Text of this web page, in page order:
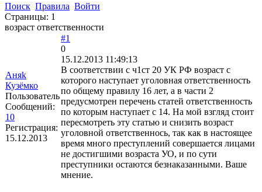
Поиск Правила Войти
Страницы: 1
возраст ответственности
Аняk
Кузёмко
Пользователь
Сообщений:
10
Регистрация:
15.12.2013
#1
0
15.12.2013 11:49:13
В соответствии с ч1ст 20 УК РФ возраст с
которого наступает уголовная ответственность
по общему правилу 16 лет, а в части 2
предусмотрен перечень статей ответственность
по которым наступает с 14. На мой взгляд стоит
пересмотреть эту статью и снизить возраст
уголовной ответственнось, так как в настоящее
время много преступлений совершается лицами
не достигшими возраста УО, и по сути
преступники остаются безнаказанными. Ваше
мнение.